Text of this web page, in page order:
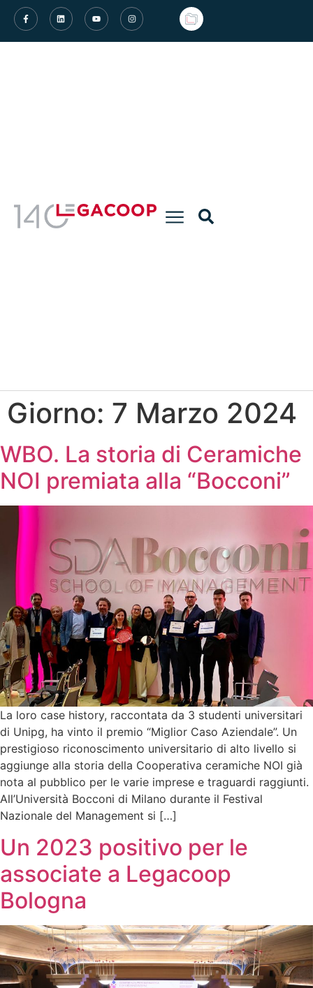
Giorno: 7 Marzo 2024
WBO. La storia di Ceramiche
NOI premiata alla “Bocconi”
La loro case history, raccontata da 3 studenti universitari
di Unipg, ha vinto il premio “Miglior Caso Aziendale”. Un
prestigioso riconoscimento universitario di alto livello si
aggiunge alla storia della Cooperativa ceramiche NOI già
nota al pubblico per le varie imprese e traguardi raggiunti.
All’Università Bocconi di Milano durante il Festival
Nazionale del Management si […]
Un 2023 positivo per le
associate a Legacoop
Bologna